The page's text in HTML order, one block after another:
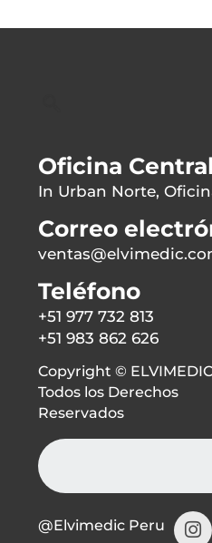
Oficina Central
In Urban Norte,
Correo
Teléfono
+51 977 732 813
+51 983 862 626
Copyright ©
Todos los Derechos
Reservados
@Elvimedic Peru